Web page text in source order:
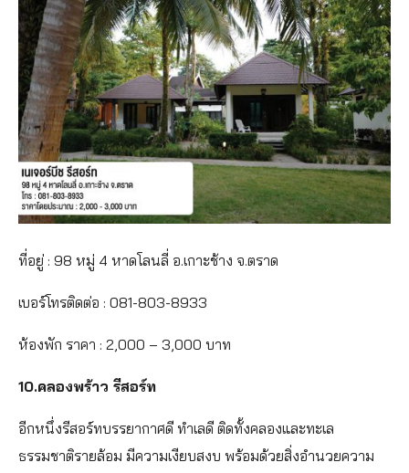
ที่อยู่ : 98 หมู่ 4 หาดโลนลี่ อ.เกาะช้าง จ.ตราด
เบอร์โทรติดต่อ : 081-803-8933
ห้องพัก ราคา : 2,000 – 3,000 บาท
10.คลองพร้าว รีสอร์ท
อีกหนึ่งรีสอร์ทบรรยากาศดี ทำเลดี ติดทั้งคลองและทะเล
ธรรมชาติรายล้อม มีความเงียบสงบ พร้อมด้วยสิ่งอำนวยความ